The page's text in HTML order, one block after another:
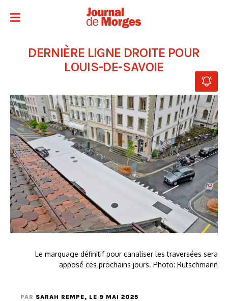
DERNIÈRE LIGNE DROITE POUR
LOUIS-DE-SAVOIE
Le marquage définitif pour canaliser les traversées sera
apposé ces prochains jours. Photo: Rutschmann
PAR SARAH REMPE, LE 9 MAI 2025